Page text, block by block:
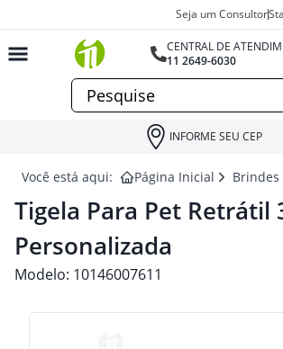
Seja um Consultor
CENTRAL DE
11 2649-6030
INFORME SEU CEP
Você está aqui: Página Inicial Brindes
Tigela Para Pet Retrátil
Personalizada
Modelo: 10146007611